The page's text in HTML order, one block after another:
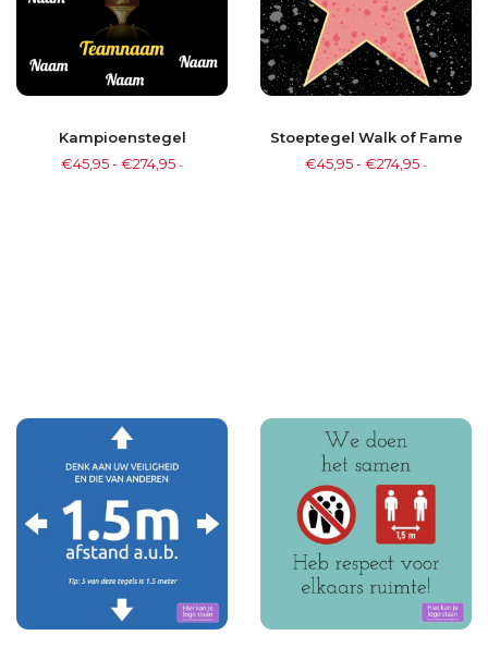
Kampioenstegel
€45,95-€274,95 -
Stoeptegel Walk of Fame
€45,95-€274,95 -